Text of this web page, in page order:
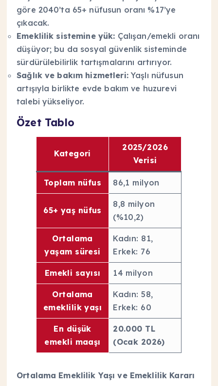
göre 2040’ta 65+ nüfusun oranı %17’ye
çıkacak.
Emeklilik sistemine yük: Çalışan/emekli oranı
düşüyor; bu da sosyal güvenlik sisteminde
sürdürülebilirlik tartışmalarını artırıyor.
Sağlık ve bakım hizmetleri:Yaşlı nüfusun
artışıyla birlikte evde bakım ve huzurevi
talebi yükseliyor.
Özet Tablo
Kategori
2025/2026
Verisi
Toplam nüfus 86,1 milyon
65+ yaş nüfus
8,8 milyon
(%10,2)
Ortalama
yaşam süresi
Kadın: 81,
Erkek: 76
Emekli sayısı 14 milyon
Ortalama
emeklilik yaşı
Kadın: 58,
Erkek: 60
En düşük
emekli maaşı
20.000 TL
(Ocak 2026)
Ortalama Emeklilik Yaşı ve Emeklilik Kararı